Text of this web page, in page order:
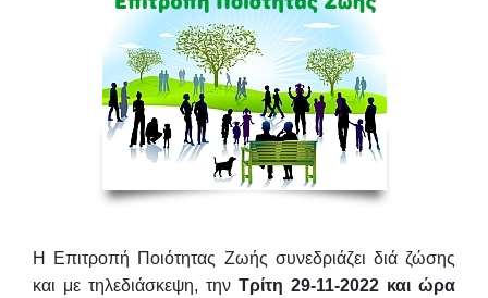
Η Επιτροπή Ποιότητας Ζωής συνεδριάζει διά ζώσης
και με τηλεδιάσκεψη, την Τρίτη 29-11-2022 και ώρα